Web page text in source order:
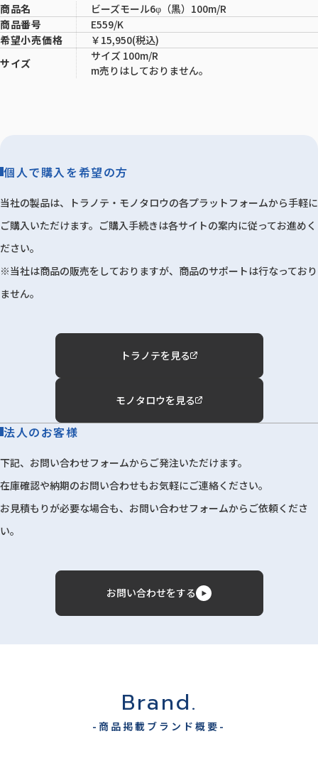
商品名
ビーズモール6φ（黒）100m/R
商品番号
E559/K
希望小売価格
￥15,950(税込)
サイズ
サイズ 100m/R
m売りはしておりません。
個人で購入を希望の方
当社の製品は、トラノテ・モノタロウの各プラットフォームから手軽に
ご購入いただけます。ご購入手続きは各サイトの案内に従ってお進めく
ださい。
※当社は商品の販売をしておりますが、商品のサポートは行なっており
ません。
トラノテを見る
モノタロウを見る
法人のお客様
下記、お問い合わせフォームからご発注いただけます。
在庫確認や納期のお問い合わせもお気軽にご連絡ください。
お見積もりが必要な場合も、お問い合わせフォームからご依頼くださ
い。
お問い合わせをする
Brand.
-商品掲載ブランド概要-